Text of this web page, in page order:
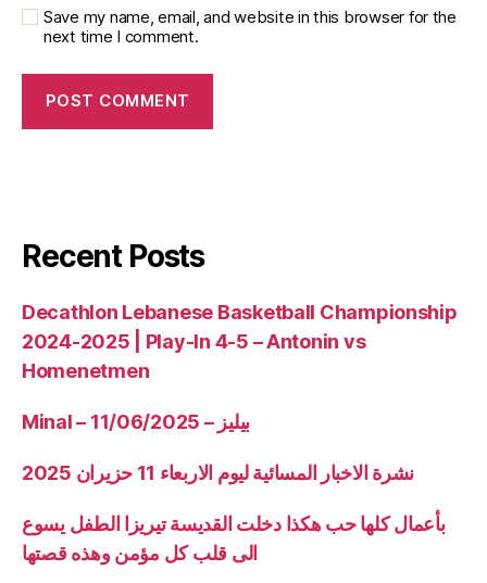
Save my name, email, and website in this browser for the
next time I comment.
Recent Posts
Decathlon Lebanese Basketball Championship
2024-2025 | Play-In 4-5 – Antonin vs
Homenetmen
Minal – 11/06/2025 – بيليز
نشرة الاخبار المسائية ليوم الاربعاء 11 حزيران 2025
بأعمال كلها حب هكذا دخلت القديسة تيريزا الطفل يسوع
الى قلب كل مؤمن وهذه قصتها